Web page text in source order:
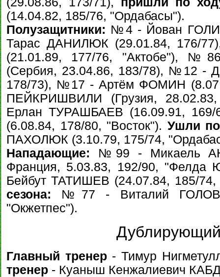
(14.04.82, 185/76, "Ордабасы").
Полузащитники: №4 - Йован
Тарас ДАНИЛЮК (29.01.84, 176/
(21.01.89, 177/76, "Актобе"),
(Сербия, 23.04.86, 183/78), №12 -
178/73), №17 - Артём ФОМИН
ПЕЙКРИШВИЛИ (Грузия,
Ерлан ТУРАШБАЕВ (16.09.91,
(6.08.84, 178/80, "Восток"). Ушли по
ПАХОЛЮК (3.10.79, 175/74,
Нападающие: №99 - Микаель
Франция, 5.03.83, 192/90,
Бейбут ТАТИШЕВ (24.07.84, 185/
сезона: №77 - Виталий
"Окжетпес").
Главный тренер- Тимур
тренер - Куаныш Кенжалиевич